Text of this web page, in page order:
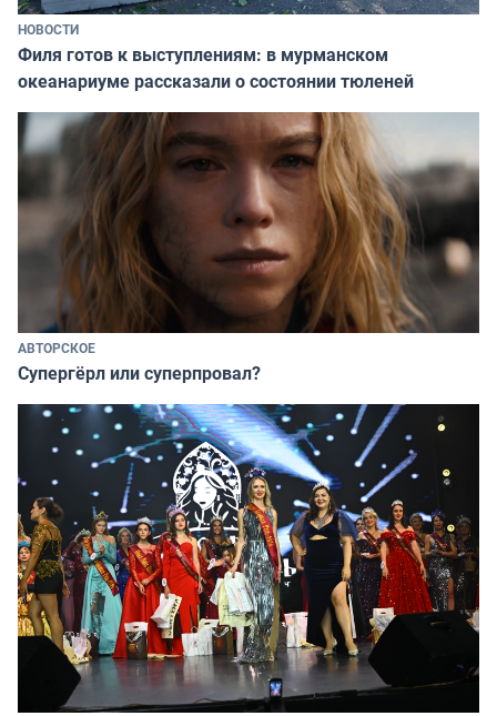
НОВОСТИ
Филя готов к выступлениям: в мурманском
океанариуме рассказали о состоянии тюленей
АВТОРСКОЕ
Супергёрл или суперпровал?